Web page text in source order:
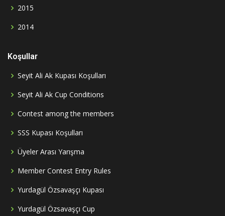
2015
2014
Koşullar
Seyit Ali Ak Kupası Koşulları
Seyit Ali Ak Cup Conditions
Contest among the members
SSS Kupası Koşulları
Üyeler Arası Yarışma
Member Contest Entry Rules
Yurdagül Özsavaşçı Kupası
Yurdagül Özsavaşçı Cup